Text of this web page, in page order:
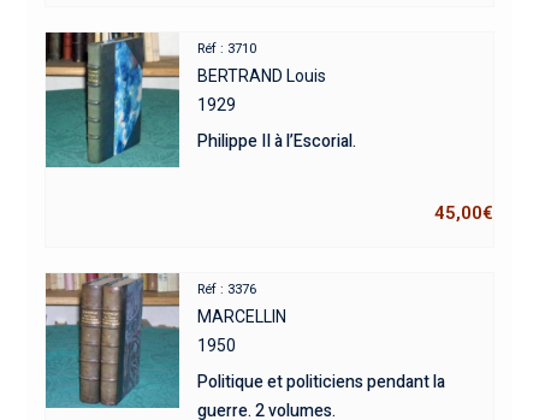
Réf : 3710
BERTRAND Louis
1929
Philippe II à l’Escorial.
45,00€
Réf : 3376
MARCELLIN
1950
Politique et politiciens pendant la
guerre. 2 volumes.